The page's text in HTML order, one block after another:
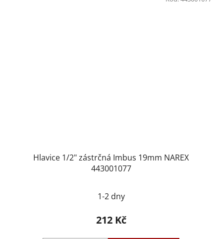
Hlavice 1/2" zástrčná Imbus 19mm NAREX
443001077
1-2 dny
212 Kč